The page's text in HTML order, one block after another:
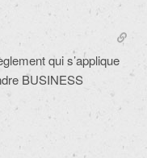
qui s’applique
BUSINESS